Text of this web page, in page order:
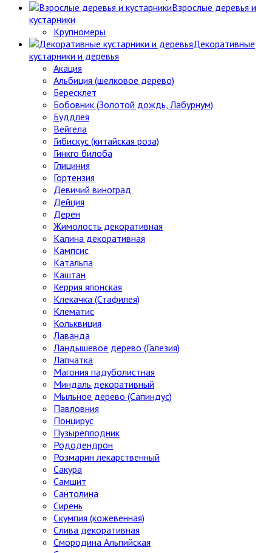
Взрослые деревья и
кустарники
Крупномеры
Декоративные
кустарники и деревья
Акация
Альбиция (шелковое дерево)
Бересклет
Бобовник (Золотой дождь, Лабурнум)
Буддлея
Вейгела
Гибискус (китайская роза)
Гинкго билоба
Глициния
Гортензия
Девичий виноград
Дейция
Дерен
Жимолость декоративная
Калина декоративная
Кампсис
Катальпа
Каштан
Керрия японская
Клекачка (Стафилея)
Клематис
Кольквиция
Лаванда
Ландышевое дерево (Галезия)
Лапчатка
Магония падуболистная
Миндаль декоративный
Мыльное дерево (Сапиндус)
Павловния
Понцирус
Пузыреплодник
Рододендрон
Розмарин лекарственный
Сакура
Самшит
Сантолина
Сирень
Скумпия (кожевенная)
Слива декоративная
Смородина Альпийская